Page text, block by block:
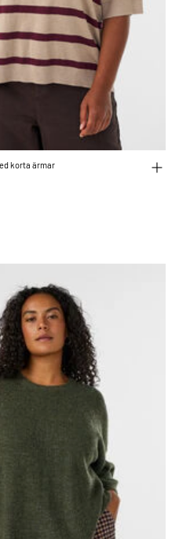
korta ärmar